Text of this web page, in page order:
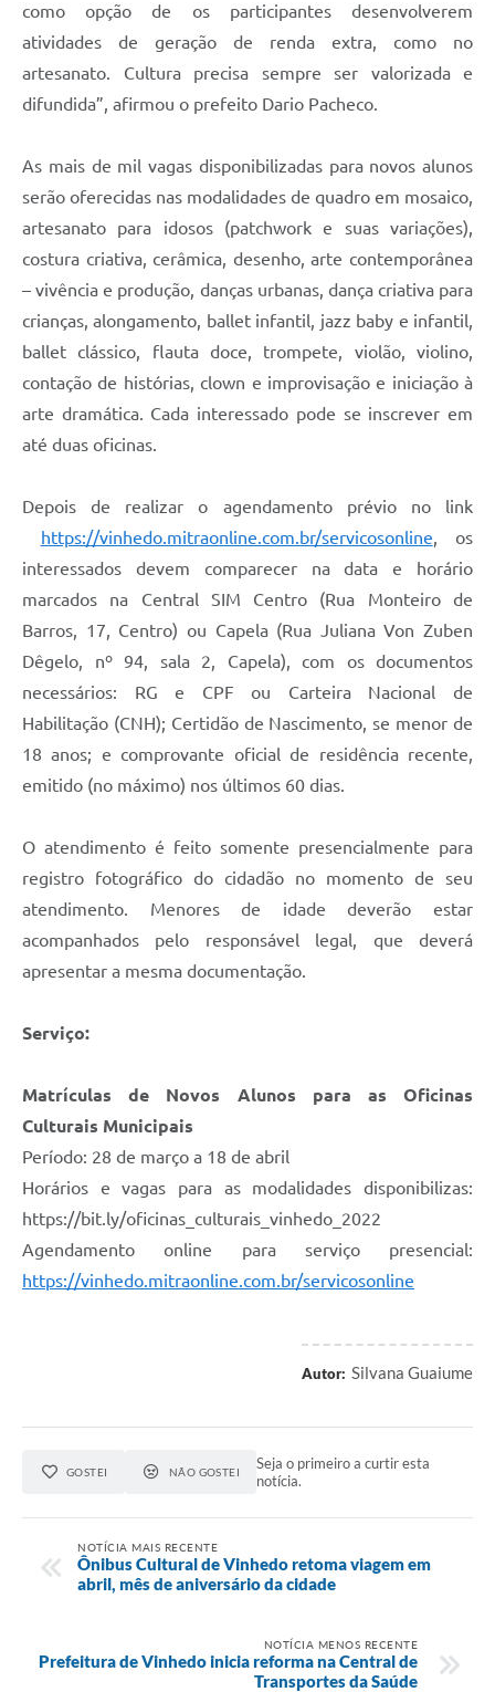
como opção de os participantes desenvolverem
atividades de geração de renda extra, como no
artesanato. Cultura precisa sempre ser valorizada e
difundida”, afirmou o prefeito Dario Pacheco.
As mais de mil vagas disponibilizadas para novos alunos
serão oferecidas nas modalidades de quadro em mosaico,
artesanato para idosos (patchwork e suas variações),
costura criativa, cerâmica, desenho, arte contemporânea
– vivência e produção, danças urbanas, dança criativa para
crianças, alongamento, ballet infantil, jazz baby e infantil,
ballet clássico, flauta doce, trompete, violão, violino,
contação de histórias, clown e improvisação e iniciação à
arte dramática. Cada interessado pode se inscrever em
até duas oficinas.
Depois de realizar o agendamento prévio no link
https://vinhedo.mitraonline.com.br/servicosonline, os
interessados devem comparecer na data e horário
marcados na Central SIM Centro (Rua Monteiro de
Barros, 17, Centro) ou Capela (Rua Juliana Von Zuben
Dêgelo, nº 94, sala 2, Capela), com os documentos
necessários: RG e CPF ou Carteira Nacional de
Habilitação (CNH); Certidão de Nascimento, se menor de
18 anos; e comprovante oficial de residência recente,
emitido (no máximo) nos últimos 60 dias.
O atendimento é feito somente presencialmente para
registro fotográfico do cidadão no momento de seu
atendimento. Menores de idade deverão estar
acompanhados pelo responsável legal, que deverá
apresentar a mesma documentação.
Serviço:
Matrículas de Novos Alunos para as Oficinas
Culturais Municipais
Período: 28 de março a 18 de abril
Horários e vagas para as modalidades disponibilizas:
https://bit.ly/oficinas_culturais_vinhedo_2022
Agendamento online para serviço presencial:
https://vinhedo.mitraonline.com.br/servicosonline
Autor: Silvana Guaiume
GOSTEI NÃO GOSTEI
Seja o primeiro a curtir esta
notícia.
NOTÍCIA MAIS RECENTE
Ônibus Cultural de Vinhedo retoma viagem em
abril, mês de aniversário da cidade
NOTÍCIA MENOS RECENTE
Prefeitura de Vinhedo inicia reforma na Central de
Transportes da Saúde